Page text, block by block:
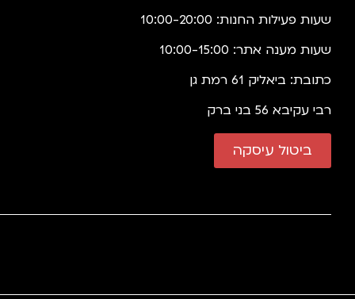
שעות פעילות החנות: 10:00-20:00
שעות מענה אתר: 10:00-15:00
כתובת: ביאליק 61 רמת גן
רבי עקיבא 56 בני ברק
ביטול עיסקה